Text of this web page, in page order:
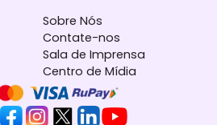
Sobre Nós
Contate-nos
Sala de Imprensa
Centro de Mídia